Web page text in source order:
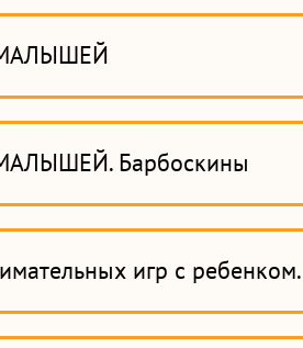
Барбоскины
игр с ребенком.